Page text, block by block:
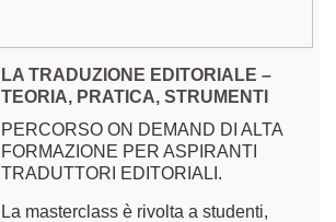
LA TRADUZIONE EDITORIALE –
TEORIA, PRATICA, STRUMENTI
PERCORSO ON DEMAND DI ALTA
FORMAZIONE PER ASPIRANTI
TRADUTTORI EDITORIALI.
La masterclass è rivolta a studenti,